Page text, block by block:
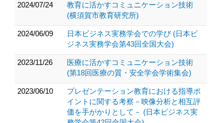
2024/07/24
教育に活かすコミュニケーション技術
(横須賀市教育研究所)
2024/06/09
日本ビジネス実務学会での学び (日本ビ
ジネス実務学会第43回全国大会)
2023/11/26
医療に活かすコミュニケーション技術
(第18回医療の質・安全学会学術集会)
2023/06/10
プレゼンテーション教育における指導ポ
イントに関する考察－映像分析と相互評
価を手がかりとして－ (日本ビジネス実